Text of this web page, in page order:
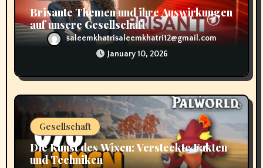
Brisante Themen und ihre Auswirkungen
auf unsere Gesellschaft
saleemkhatrisaleemkhatri12@gmail.com
January 10, 2026
Gesellschaft
Die Kunst des Wixen: Versteckte Fakten
und Techniken